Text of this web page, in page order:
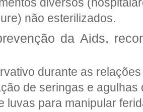
diversos
não esterilizados.
da Aids,
durante as
de seringas e agulhas
luvas para manipular